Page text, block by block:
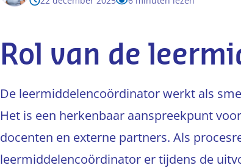
Rol van de
De leermiddelencoördinator werkt als
Het is een herkenbaar aanspreekpunt
docenten en externe partners. Als
leermiddelencoördinator er tijdens de